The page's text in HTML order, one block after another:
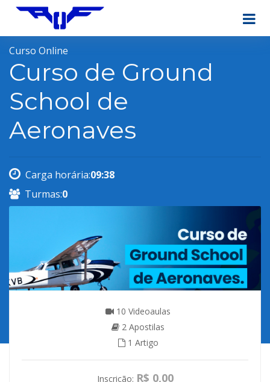
Curso Online
Curso de Ground
School de
Aeronaves
Carga horária:09:38
Turmas:0
10 Videoaulas
2 Apostilas
1 Artigo
R$ 0,00